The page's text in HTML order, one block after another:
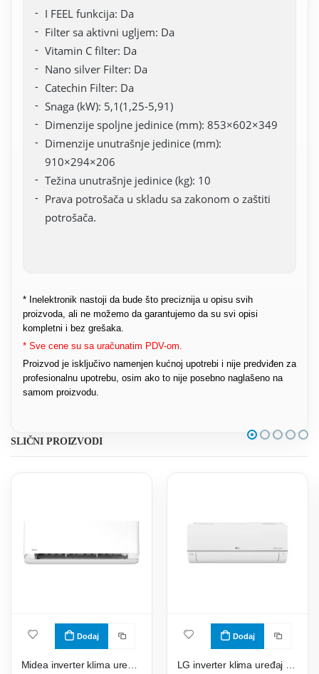
I FEEL funkcija: Da
Filter sa aktivni ugljem: Da
Vitamin C filter: Da
Nano silver Filter: Da
Catechin Filter: Da
Snaga (kW): 5,1(1,25-5,91)
Dimenzije spoljne jedinice (mm): 853×602×349
Dimenzije unutrašnje jedinice (mm):
910×294×206
Težina unutrašnje jedinice (kg): 10
Prava potrošača u skladu sa zakonom o zaštiti
potrošača.
* Inelektronik nastoji da bude što preciznija u opisu svih
proizvoda, ali ne možemo da garantujemo da su svi opisi
kompletni i bez grešaka.
* Sve cene su sa uračunatim PDV-om.
Proizvod je isključivo namenjen kućnoj upotrebi i nije predviđen za
profesionalnu upotrebu, osim ako to nije posebno naglašeno na
samom proizvodu.
SLIČNI PROIZVODI
Dodaj Dodaj